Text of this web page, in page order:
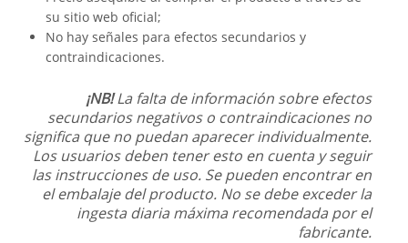
su sitio web oficial;
No hay señales para efectos secundarios y
contraindicaciones.
¡NB!La falta de información sobre efectos
secundarios negativos o contraindicaciones no
significa que no puedan aparecer individualmente.
Los usuarios deben tener esto en cuenta y seguir
las instrucciones de uso. Se pueden encontrar en
el embalaje del producto. No se debe exceder la
ingesta diaria máxima recomendada por el
fabricante.